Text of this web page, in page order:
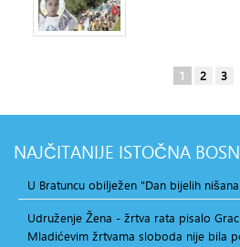
1 2 3
NAJČITANIJE ISTOČNA
U Bratuncu obilježen "Dan bijelih
Udruženje Žena - žrtva rata pisalo
Mladićevim žrtvama sloboda nije bila